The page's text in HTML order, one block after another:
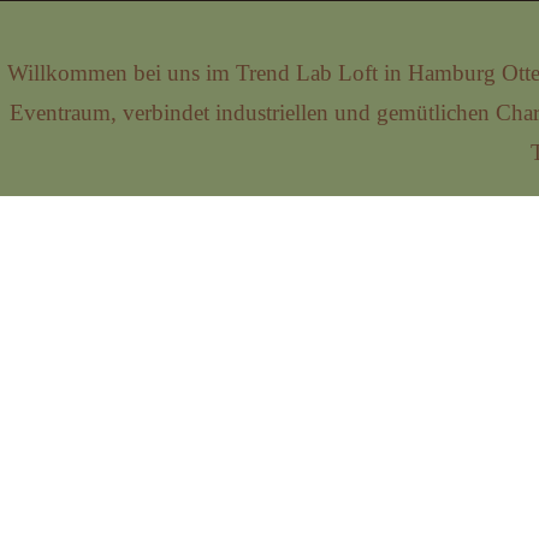
Willkommen bei uns im Trend Lab Loft in Hamburg
Eventraum, verbindet industriellen und gemütlichen